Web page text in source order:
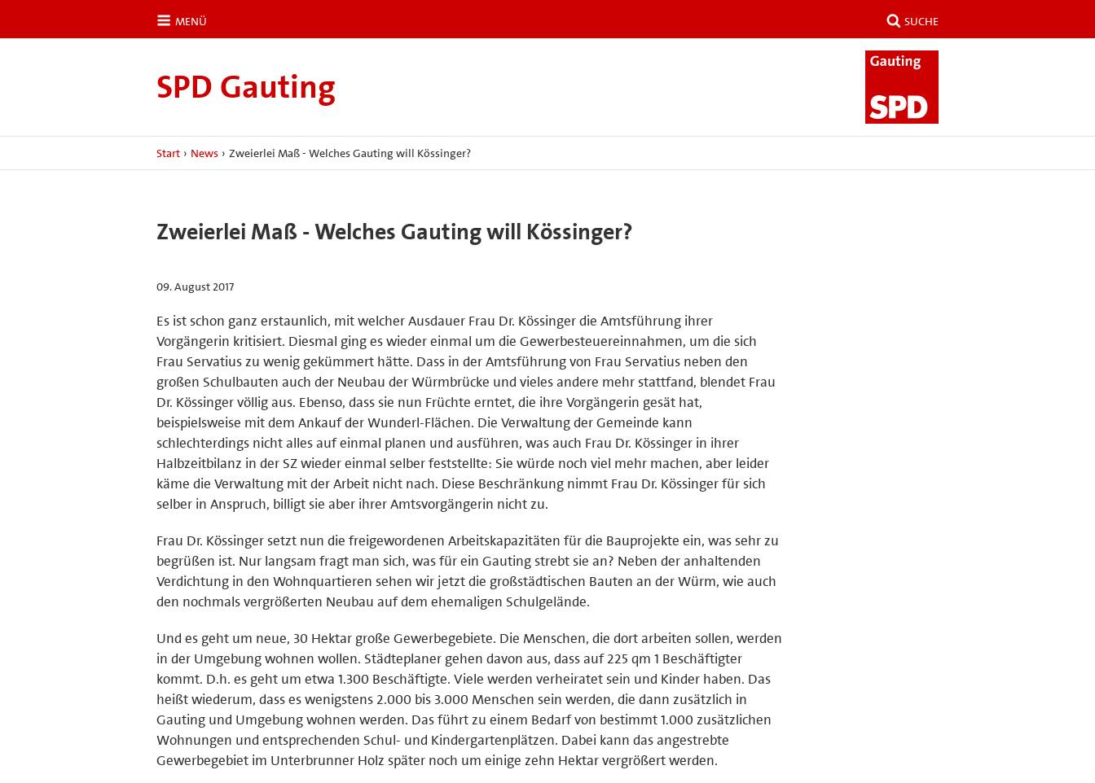
MENÜ SUCHE
SPD Gauting
Start › News › Zweierlei Maß - Welches Gauting will Kössinger?
Zweierlei Maß - Welches Gauting will Kössinger?
09. August 2017
Es ist schon ganz erstaunlich, mit welcher Ausdauer Frau Dr. Kössinger die Amtsführung ihrer
Vorgängerin kritisiert. Diesmal ging es wieder einmal um die Gewerbesteuereinnahmen, um die sich
Frau Servatius zu wenig gekümmert hätte. Dass in der Amtsführung von Frau Servatius neben den
großen Schulbauten auch der Neubau der Würmbrücke und vieles andere mehr stattfand, blendet Frau
Dr. Kössinger völlig aus. Ebenso, dass sie nun Früchte erntet, die ihre Vorgängerin gesät hat,
beispielsweise mit dem Ankauf der Wunderl-Flächen. Die Verwaltung der Gemeinde kann
schlechterdings nicht alles auf einmal planen und ausführen, was auch Frau Dr. Kössinger in ihrer
Halbzeitbilanz in der SZ wieder einmal selber feststellte: Sie würde noch viel mehr machen, aber leider
käme die Verwaltung mit der Arbeit nicht nach. Diese Beschränkung nimmt Frau Dr. Kössinger für sich
selber in Anspruch, billigt sie aber ihrer Amtsvorgängerin nicht zu.
Frau Dr. Kössinger setzt nun die freigewordenen Arbeitskapazitäten für die Bauprojekte ein, was sehr zu
begrüßen ist. Nur langsam fragt man sich, was für ein Gauting strebt sie an? Neben der anhaltenden
Verdichtung in den Wohnquartieren sehen wir jetzt die großstädtischen Bauten an der Würm, wie auch
den nochmals vergrößerten Neubau auf dem ehemaligen Schulgelände.
Und es geht um neue, 30 Hektar große Gewerbegebiete. Die Menschen, die dort arbeiten sollen, werden
in der Umgebung wohnen wollen. Städteplaner gehen davon aus, dass auf 225 qm 1 Beschäftigter
kommt. D.h. es geht um etwa 1.300 Beschäftigte. Viele werden verheiratet sein und Kinder haben. Das
heißt wiederum, dass es wenigstens 2.000 bis 3.000 Menschen sein werden, die dann zusätzlich in
Gauting und Umgebung wohnen werden. Das führt zu einem Bedarf von bestimmt 1.000 zusätzlichen
Wohnungen und entsprechenden Schul- und Kindergartenplätzen. Dabei kann das angestrebte
Gewerbegebiet im Unterbrunner Holz später noch um einige zehn Hektar vergrößert werden.